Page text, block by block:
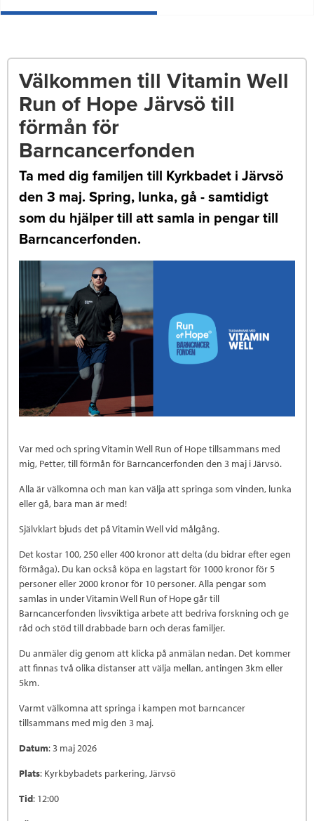
Välkommen till Vitamin Well
Run of Hope Järvsö till
förmån för
Barncancerfonden
Ta med dig familjen till Kyrkbadet i Järvsö
den 3 maj. Spring, lunka, gå - samtidigt
som du hjälper till att samla in pengar till
Barncancerfonden.
Var med och spring Vitamin Well Run of Hope tillsammans med
mig, Petter, till förmån för Barncancerfonden den 3 maj i Järvsö.
Alla är välkomna och man kan välja att springa som vinden, lunka
eller gå, bara man är med!
Självklart bjuds det på Vitamin Well vid målgång.
Det kostar 100, 250 eller 400 kronor att delta (du bidrar efter egen
förmåga). Du kan också köpa en lagstart för 1000 kronor för 5
personer eller 2000 kronor för 10 personer. Alla pengar som
samlas in under Vitamin Well Run of Hope går till
Barncancerfonden livsviktiga arbete att bedriva forskning och ge
råd och stöd till drabbade barn och deras familjer.
Du anmäler dig genom att klicka på anmälan nedan. Det kommer
att finnas två olika distanser att välja mellan, antingen 3km eller
5km.
Varmt välkomna att springa i kampen mot barncancer
tillsammans med mig den 3 maj.
Datum: 3 maj 2026
Plats: Kyrkbybadets parkering, Järvsö
Tid: 12:00